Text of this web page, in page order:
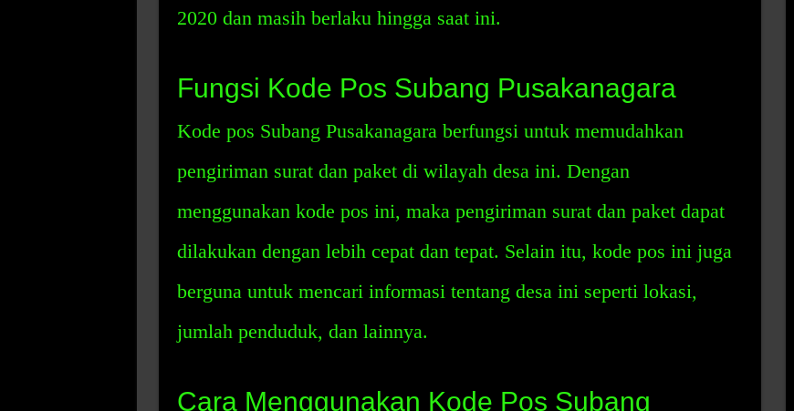
2020 dan masih berlaku hingga saat ini.
Fungsi Kode Pos Subang Pusakanagara
Kode pos Subang Pusakanagara berfungsi untuk memudahkan
pengiriman surat dan paket di wilayah desa ini. Dengan
menggunakan kode pos ini, maka pengiriman surat dan paket dapat
dilakukan dengan lebih cepat dan tepat. Selain itu, kode pos ini juga
berguna untuk mencari informasi tentang desa ini seperti lokasi,
jumlah penduduk, dan lainnya.
Cara Menggunakan Kode Pos Subang